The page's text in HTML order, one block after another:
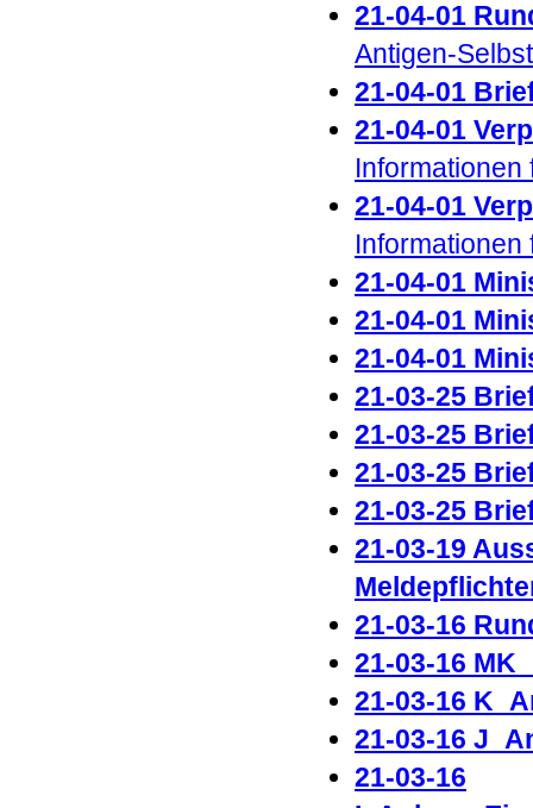
21-04-01
Antigen-
21-04-01
21-04-01
Informationen
21-04-01
Informationen
21-04-01
21-04-01
21-04-01
21-03-25
21-03-25
21-03-25
21-03-25
21-03-19
21-03-16
21-03-16
21-03-16
21-03-16
21-03-16